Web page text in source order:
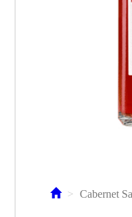
Cabernet